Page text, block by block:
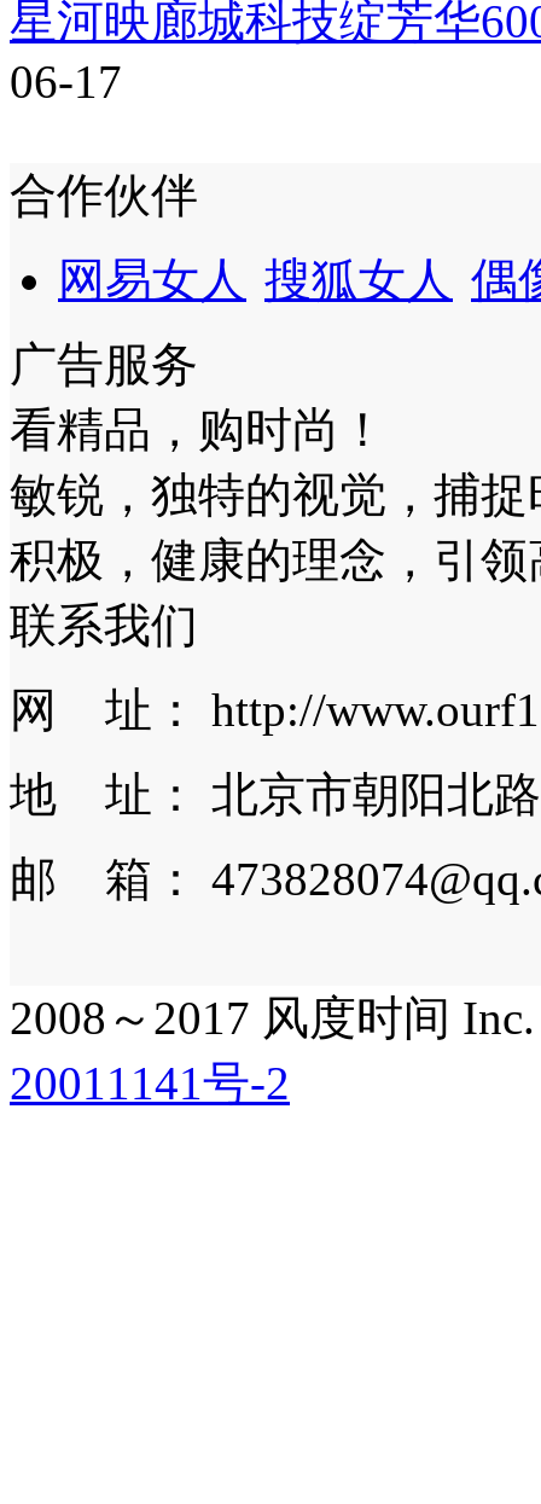
星河映廊城科技绽芳华
06-17
合作伙伴
网易女人 搜狐女人 偶
广告服务
看精品，购时尚！
敏锐，独特的视觉，捕
积极，健康的理念，引
联系我们
网 址： http://
地 址： 北京市朝阳北
邮 箱：
2008～2017 风度时间
20011141号-2